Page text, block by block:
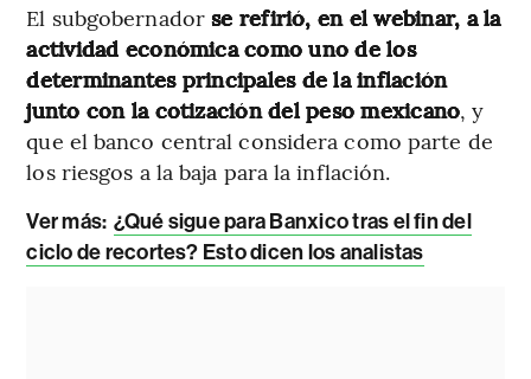
El subgobernadorse refirió, en el webinar, a la
actividad económica como uno de los
determinantes principales de la inflación
junto con la cotización del peso mexicano, y
que el banco central considera como parte de
los riesgos a la baja para la inflación.
Ver más: ¿Qué sigue para Banxico tras el fin del
ciclo de recortes? Esto dicen los analistas